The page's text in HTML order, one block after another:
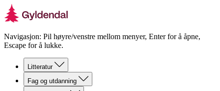
Navigasjon: Pil høyre/venstre mellom menyer, Enter for å åpne,
Escape for å lukke.
Litteratur
Fag og utdanning